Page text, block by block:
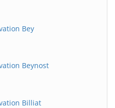
Bey
Beynost
Billiat